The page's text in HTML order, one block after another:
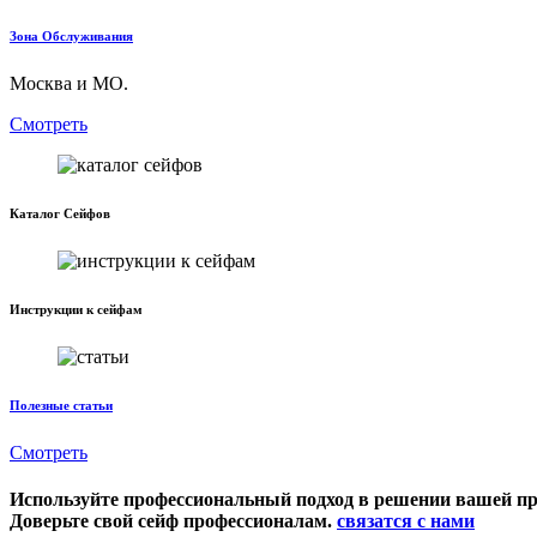
Зона Обслуживания
Москва и МО.
Смотреть
Каталог Сейфов
Инструкции к сейфам
Полезные статьи
Смотреть
Используйте профессиональный подход в решении вашей
Доверьте свой сейф профессионалам. связатся с нами